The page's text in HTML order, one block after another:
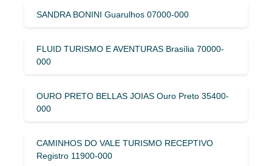
SANDRA BONINI Guarulhos 07000-000
FLUID TURISMO E AVENTURAS Brasília 70000-
000
OURO PRETO BELLAS JOIAS Ouro Preto 35400-
000
CAMINHOS DO VALE TURISMO RECEPTIVO
Registro 11900-000